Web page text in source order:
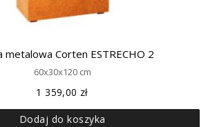
metalowa Corten ESTRECHO 2
60x30x120 cm
1 359,00 zł
Dodaj do koszyka